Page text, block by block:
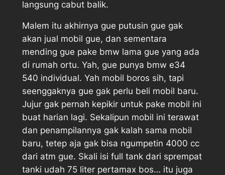
langsung cabut balik.
Malem itu akhirnya gue putusin gue gak
akan jual mobil gue, dan sementara
mending gue pake bmw lama gue yang ada
di rumah ortu. Yah, gue punya bmw e34
540 individual. Yah mobil boros sih, tapi
seenggaknya gue gak perlu beli mobil baru.
Jujur gak pernah kepikir untuk pake mobil ini
buat harian lagi. Sekalipun mobil ini terawat
dan penampilannya gak kalah sama mobil
baru, tetep aja gak bisa ngumpetin 4000 cc
dari atm gue. Skali isi full tank dari sprempat
tanki udah 75 liter pertamax bos… itu juga